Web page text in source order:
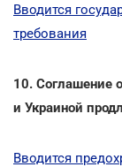
Вводится
требования
10. Соглашение
и Украиной
Вводится